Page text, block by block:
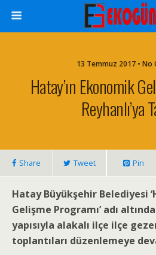
13 Temmuz 2017 • No
Hatay’ın Ekonomik
Reyhanlı’ya
Share Tweet Pin
Hatay Büyükşehir Belediyesi
Gelişme Programı’ adı
yapısıyla alakalı ilçe ilçe
toplantıları düzenlemeye